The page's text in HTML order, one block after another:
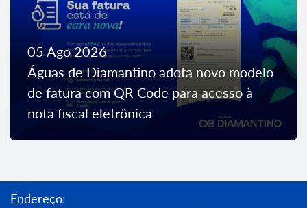
05 Ago 2026
Águas de Diamantino adota novo modelo
de fatura com QR Code para acesso à
nota fiscal eletrônica
Endereço: